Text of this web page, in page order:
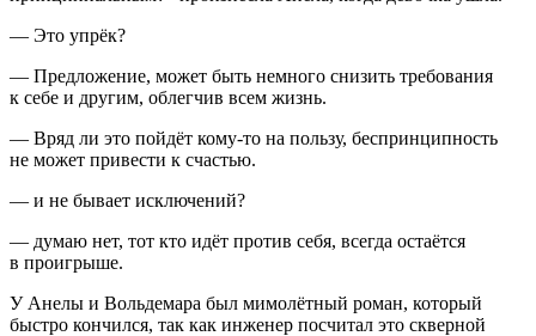
— Это упрёк?
— Предложение, может быть немного снизить требования
к себе и другим, облегчив всем жизнь.
— Вряд ли это пойдёт кому-то на пользу, беспринципность
не может привести к счастью.
— и не бывает исключений?
— думаю нет, тот кто идёт против себя, всегда остаётся
в проигрыше.
У Анелы и Вольдемара был мимолётный роман, который
быстро кончился, так как инженер посчитал это скверной